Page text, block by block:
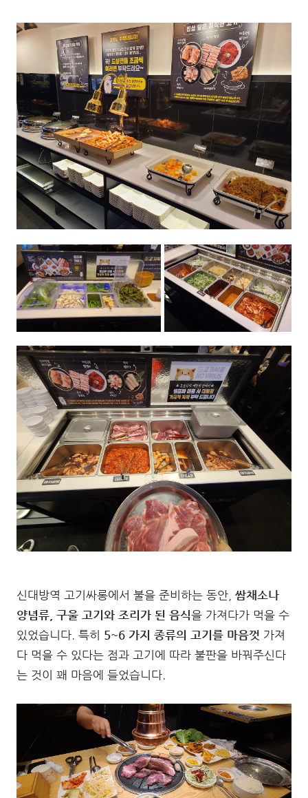
신대방역 고기싸롱에서 불을 준비하는 동안, 쌈채소나
양념류, 구울 고기와 조리가 된 음식을 가져다가 먹을 수
있었습니다. 특히 5~6 가지 종류의 고기를 마음껏 가져
다 먹을 수 있다는 점과 고기에 따라 불판을 바꿔주신다
는 것이 꽤 마음에 들었습니다.